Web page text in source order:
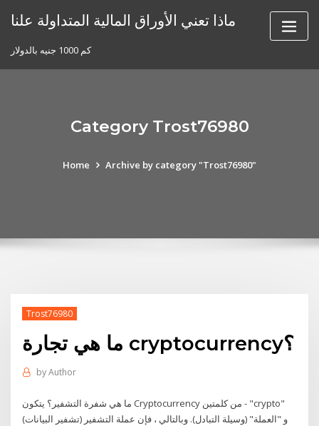
ماذا تعني الأوراق المالية المتداولة علنا
كم 1000 جنيه بالدولار
Category Trost76980
Home Archive by category "Trost76980"
Trost76980
ما هي تجارة cryptocurrency؟
byAuthor
ما هي شفرة التشفير؟ يتكون Cryptocurrency من كلمتين - "crypto"
(تشفير البيانات) و "العملة" (وسيلة التبادل). وبالتالي ، فإن عملة التشفير